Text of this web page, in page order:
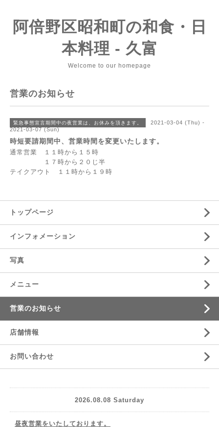
阿倍野区昭和町の和食・日
本料理 - 久富
Welcome to our homepage
営業のお知らせ
緊急事態宣言期間中の夜営業は、お休みを頂きます。
2021-03-04 (Thu) -
2021-03-07 (Sun)
時短要請期間中、営業時間を変更いたします。
通常営業 １１時から１５時
１７時から２０じ半
テイクアウト １１時から１９時
トップページ
インフォメーション
写真
メニュー
営業のお知らせ
店舗情報
お問い合わせ
2026.08.08 Saturday
昼夜営業をいたしております。